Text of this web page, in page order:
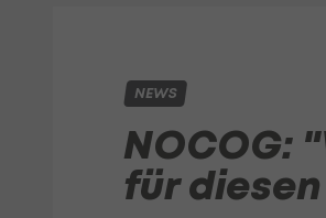
NEWS
NOCOG:
für